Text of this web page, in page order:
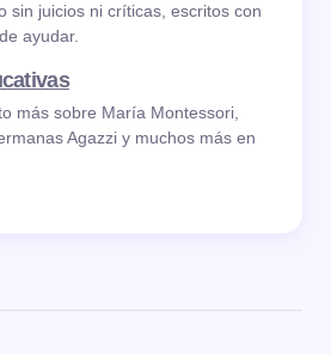
sin juicios ni críticas, escritos con
ayudar.
más sobre María Montessori,
Agazzi y muchos más en